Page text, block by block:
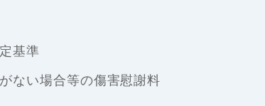
基準
い場合等の傷害慰謝料